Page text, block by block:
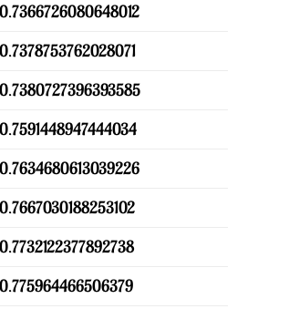
0.7366726080648012
0.7378753762028071
0.7380727396393585
0.7591448947444034
0.7634680613039226
0.7667030188253102
0.7732122377892738
0.775964466506379